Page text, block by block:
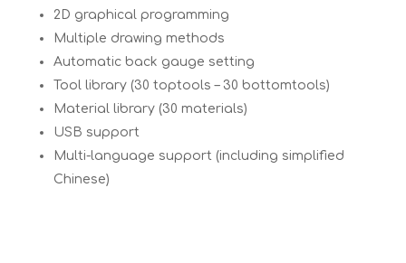
2D graphical programming
Multiple drawing methods
Automatic back gauge setting
Tool library (30 toptools – 30 bottomtools)
Material library (30 materials)
USB support
Multi-language support (including simplified
Chinese)